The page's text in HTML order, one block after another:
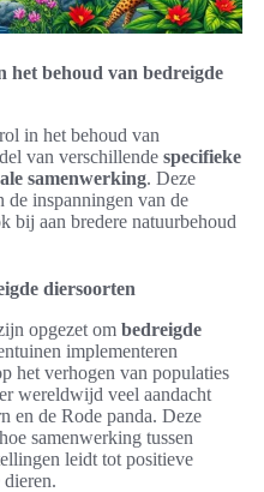
het behoud van bedreigde
in het behoud van
van verschillende specifieke
samenwerking. Deze
de inspanningen van de
bij aan bredere natuurbehoud
diersoorten
opgezet om bedreigde
implementeren
het verhogen van populaties
wereldwijd veel aandacht
en de Rode panda. Deze
samenwerking tussen
leidt tot positieve
dieren.